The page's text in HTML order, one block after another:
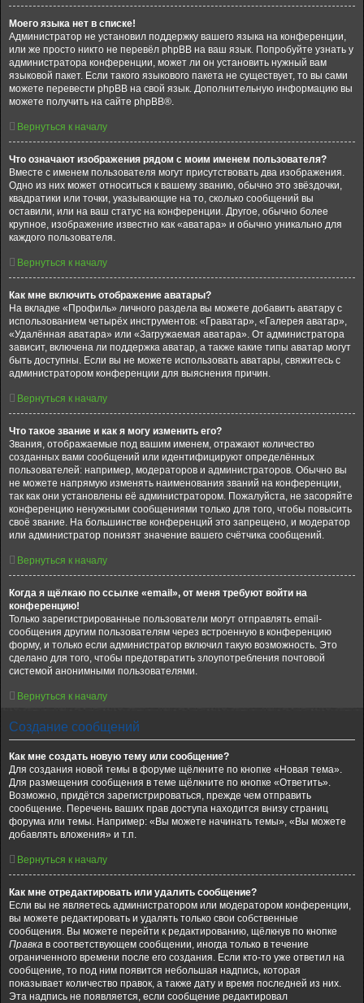
Моего языка нет в списке!
Администратор не установил поддержку вашего языка на конференции,
или же просто никто не перевёл phpBB на ваш язык. Попробуйте узнать у
администратора конференции, может ли он установить нужный вам
языковой пакет. Если такого языкового пакета не существует, то вы сами
можете перевести phpBB на свой язык. Дополнительную информацию вы
можете получить на сайте phpBB®.
Вернуться к началу
Что означают изображения рядом с моим именем пользователя?
Вместе с именем пользователя могут присутствовать два изображения.
Одно из них может относиться к вашему званию, обычно это звёздочки,
квадратики или точки, указывающие на то, сколько сообщений вы
оставили, или на ваш статус на конференции. Другое, обычно более
крупное, изображение известно как «аватара» и обычно уникально для
каждого пользователя.
Вернуться к началу
Как мне включить отображение аватары?
На вкладке «Профиль» личного раздела вы можете добавить аватару с
использованием четырёх инструментов: «Граватар», «Галерея аватар»,
«Удалённая аватара» или «Загружаемая аватара». От администратора
зависит, включена ли поддержка аватар, а также какие типы аватар могут
быть доступны. Если вы не можете использовать аватары, свяжитесь с
администратором конференции для выяснения причин.
Вернуться к началу
Что такое звание и как я могу изменить его?
Звания, отображаемые под вашим именем, отражают количество
созданных вами сообщений или идентифицируют определённых
пользователей: например, модераторов и администраторов. Обычно вы
не можете напрямую изменять наименования званий на конференции,
так как они установлены её администратором. Пожалуйста, не засоряйте
конференцию ненужными сообщениями только для того, чтобы повысить
своё звание. На большинстве конференций это запрещено, и модератор
или администратор понизят значение вашего счётчика сообщений.
Вернуться к началу
Когда я щёлкаю по ссылке «email», от меня требуют войти на
конференцию!
Только зарегистрированные пользователи могут отправлять email-
сообщения другим пользователям через встроенную в конференцию
форму, и только если администратор включил такую возможность. Это
сделано для того, чтобы предотвратить злоупотребления почтовой
системой анонимными пользователями.
Вернуться к началу
Создание сообщений
Как мне создать новую тему или сообщение?
Для создания новой темы в форуме щёлкните по кнопке «Новая тема».
Для размещения сообщения в теме щёлкните по кнопке «Ответить».
Возможно, придётся зарегистрироваться, прежде чем отправить
сообщение. Перечень ваших прав доступа находится внизу страниц
форума или темы. Например: «Вы можете начинать темы», «Вы можете
добавлять вложения» и т.п.
Вернуться к началу
Как мне отредактировать или удалить сообщение?
Если вы не являетесь администратором или модератором конференции,
вы можете редактировать и удалять только свои собственные
сообщения. Вы можете перейти к редактированию, щёлкнув по кнопке
Правка в соответствующем сообщении, иногда только в течение
ограниченного времени после его создания. Если кто-то уже ответил на
сообщение, то под ним появится небольшая надпись, которая
показывает количество правок, а также дату и время последней из них.
Эта надпись не появляется, если сообщение редактировал